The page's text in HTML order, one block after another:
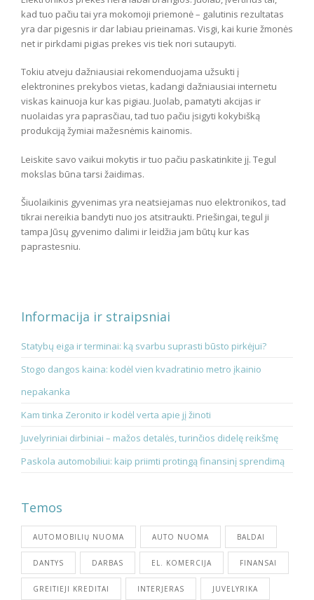
kad tuo pačiu tai yra mokomoji priemonė – galutinis rezultatas
yra dar pigesnis ir dar labiau prieinamas. Visgi, kai kurie žmonės
net ir pirkdami pigias prekes vis tiek nori sutaupyti.
Tokiu atveju dažniausiai rekomenduojama užsukti į
elektronines prekybos vietas, kadangi dažniausiai internetu
viskas kainuoja kur kas pigiau. Juolab, pamatyti akcijas ir
nuolaidas yra paprasčiau, tad tuo pačiu įsigyti kokybišką
produkciją žymiai mažesnėmis kainomis.
Leiskite savo vaikui mokytis ir tuo pačiu paskatinkite jį. Tegul
mokslas būna tarsi žaidimas.
Šiuolaikinis gyvenimas yra neatsiejamas nuo elektronikos, tad
tikrai nereikia bandyti nuo jos atsitraukti. Priešingai, tegul ji
tampa Jūsų gyvenimo dalimi ir leidžia jam būtų kur kas
paprastesniu.
Informacija ir straipsniai
Statybų eiga ir terminai: ką svarbu suprasti būsto pirkėjui?
Stogo dangos kaina: kodėl vien kvadratinio metro įkainio
nepakanka
Kam tinka Zeronito ir kodėl verta apie jį žinoti
Juvelyriniai dirbiniai – mažos detalės, turinčios didelę reikšmę
Paskola automobiliui: kaip priimti protingą finansinį sprendimą
Temos
AUTOMOBILIŲ NUOMA AUTO NUOMA BALDAI
DANTYS DARBAS EL. KOMERCIJA FINANSAI
GREITIEJI KREDITAI INTERJERAS JUVELYRIKA